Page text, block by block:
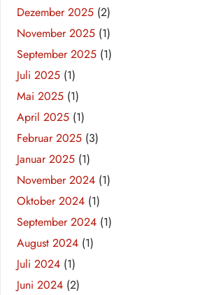
Dezember 2025 (2)
November 2025 (1)
September 2025 (1)
Juli 2025 (1)
Mai 2025 (1)
April 2025 (1)
Februar 2025 (3)
Januar 2025 (1)
November 2024 (1)
Oktober 2024 (1)
September 2024 (1)
August 2024 (1)
Juli 2024 (1)
Juni 2024 (2)